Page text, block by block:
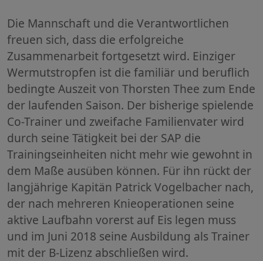
Die Mannschaft und die Verantwortlichen
freuen sich, dass die erfolgreiche
Zusammenarbeit fortgesetzt wird. Einziger
Wermutstropfen ist die familiär und beruflich
bedingte Auszeit von Thorsten Thee zum Ende
der laufenden Saison. Der bisherige spielende
Co-Trainer und zweifache Familienvater wird
durch seine Tätigkeit bei der SAP die
Trainingseinheiten nicht mehr wie gewohnt in
dem Maße ausüben können. Für ihn rückt der
langjährige Kapitän Patrick Vogelbacher nach,
der nach mehreren Knieoperationen seine
aktive Laufbahn vorerst auf Eis legen muss
und im Juni 2018 seine Ausbildung als Trainer
mit der B-Lizenz abschließen wird.